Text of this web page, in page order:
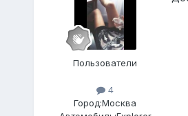
Пользователи
4
Город:Москва